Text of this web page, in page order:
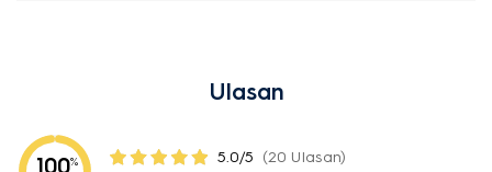
Ulasan
100% 5.0/5 (20 Ulasan)